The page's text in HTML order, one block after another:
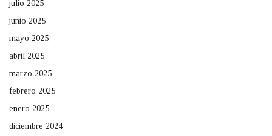
julio 2025
junio 2025
mayo 2025
abril 2025
marzo 2025
febrero 2025
enero 2025
diciembre 2024